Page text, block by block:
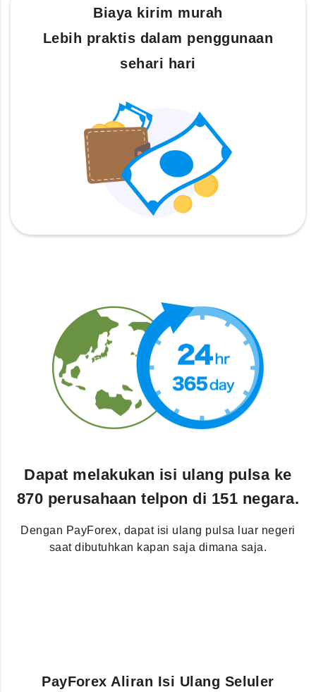
Biaya kirim murah
Lebih praktis dalam penggunaan
sehari hari
Dapat melakukan isi ulang pulsa ke
870 perusahaan telpon di 151 negara.
Dengan PayForex, dapat isi ulang pulsa luar negeri
saat dibutuhkan kapan saja dimana saja.
PayForex Aliran Isi Ulang Seluler